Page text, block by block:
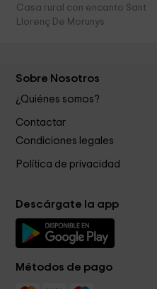
Casa rural con encanto Sant
Llorenç De Morunys
Sobre Nosotros
¿Quiénes somos?
Contactar
Condiciones legales
Política de privacidad
Descárgate la app
Métodos de pago